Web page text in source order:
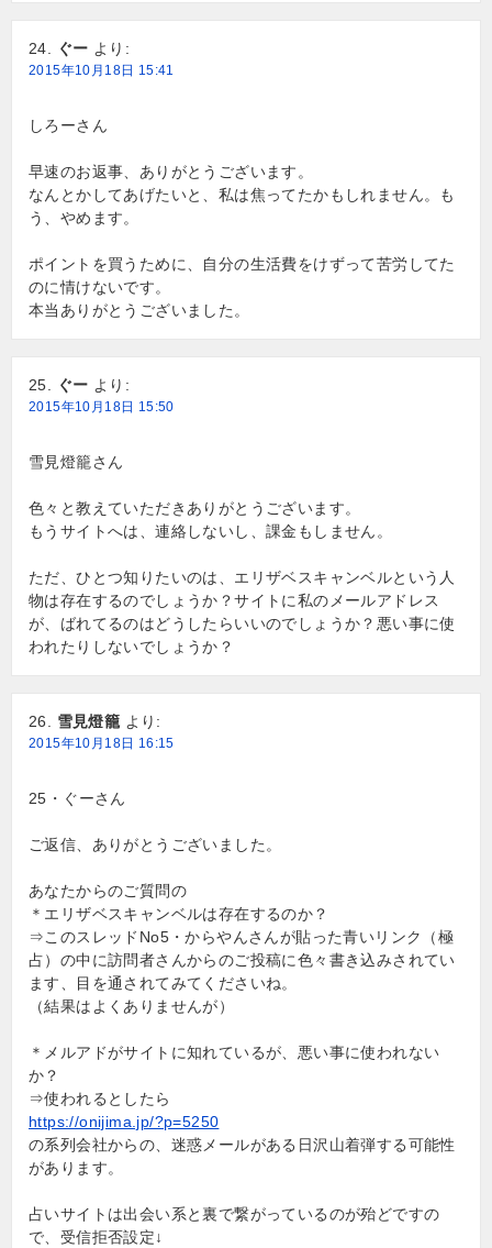
ぐー より:
2015年10月18日 15:41
しろーさん
早速のお返事、ありがとうございます。
なんとかしてあげたいと、私は焦ってたかもしれません。も
う、やめます。
ポイントを買うために、自分の生活費をけずって苦労してた
のに情けないです。
本当ありがとうございました。
ぐー より:
2015年10月18日 15:50
雪見燈籠さん
色々と教えていただきありがとうございます。
もうサイトへは、連絡しないし、課金もしません。
ただ、ひとつ知りたいのは、エリザベスキャンベルという人
物は存在するのでしょうか？サイトに私のメールアドレス
が、ばれてるのはどうしたらいいのでしょうか？悪い事に使
われたりしないでしょうか？
雪見燈籠 より:
2015年10月18日 16:15
25・ぐーさん
ご返信、ありがとうございました。
あなたからのご質問の
＊エリザベスキャンベルは存在するのか？
⇒このスレッドNo5・からやんさんが貼った青いリンク（極
占）の中に訪問者さんからのご投稿に色々書き込みされてい
ます、目を通されてみてくださいね。
（結果はよくありませんが）
＊メルアドがサイトに知れているが、悪い事に使われない
か？
⇒使われるとしたら
https://onijima.jp/?p=5250
の系列会社からの、迷惑メールがある日沢山着弾する可能性
があります。
占いサイトは出会い系と裏で繋がっているのが殆どですの
で、受信拒否設定↓